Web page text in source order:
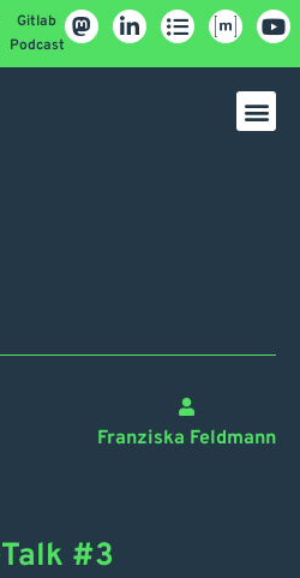
Gitlab
Podcast
Franziska Feldmann
#3